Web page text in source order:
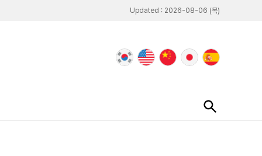
Updated : 2026-08-06 (목)